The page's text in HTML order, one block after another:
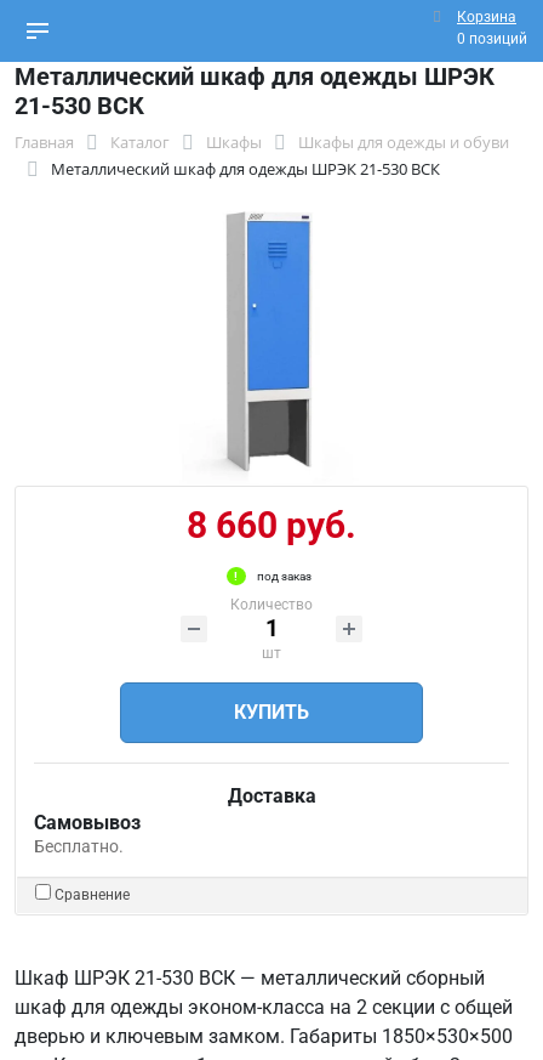
Корзина
0 позиций
Металлический шкаф для одежды ШРЭК
21-530 ВСК
Главная Каталог Шкафы
Шкафы для одежды и обуви
Металлический шкаф для одежды ШРЭК 21-530 ВСК
8 660 руб.
под заказ
Количество
шт
КУПИТЬ
Доставка
Самовывоз
Бесплатно.
Сравнение
Шкаф ШРЭК 21-530 ВСК — металлический сборный
шкаф для одежды эконом-класса на 2 секции с общей
дверью и ключевым замком. Габариты 1850×530×500